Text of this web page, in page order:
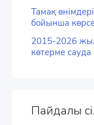
Тамақ
бойынша
2015-2026
көтерме сауда
Пайдалы